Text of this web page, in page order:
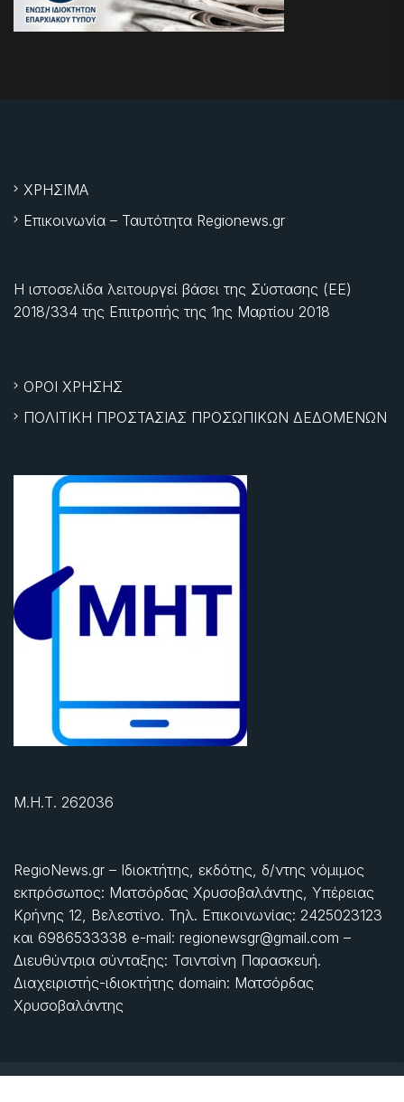
ΧΡΗΣΙΜΑ
Επικοινωνία – Ταυτότητα Regionews.gr
Η ιστοσελίδα λειτουργεί βάσει της Σύστασης (ΕΕ)
2018/334 της Επιτροπής της 1ης Μαρτίου 2018
ΟΡΟΙ ΧΡΗΣΗΣ
ΠΟΛΙΤΙΚΗ ΠΡΟΣΤΑΣΙΑΣ ΠΡΟΣΩΠΙΚΩΝ ΔΕΔΟΜΕΝΩΝ
Μ.Η.Τ. 262036
RegioNews.gr – Ιδιοκτήτης, εκδότης, δ/ντης νόμιμος
εκπρόσωπος: Ματσόρδας Χρυσοβαλάντης, Υπέρειας
Κρήνης 12, Βελεστίνο. Τηλ. Επικοινωνίας: 2425023123
και 6986533338 e-mail: regionewsgr@gmail.com –
Διευθύντρια σύνταξης: Τσιντσίνη Παρασκευή.
Διαχειριστής-ιδιοκτήτης domain: Ματσόρδας
Χρυσοβαλάντης